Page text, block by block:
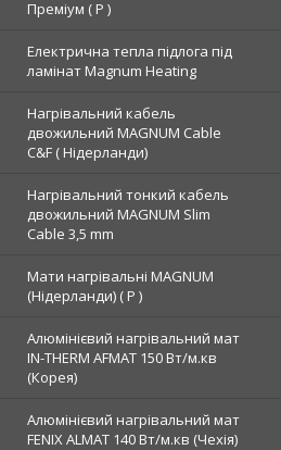
Преміум ( Р )
Електрична тепла підлога під
ламінат Magnum Heating
Нагрівальний кабель
двожильний MAGNUM Cable
C&F ( Нідерланди)
Нагрівальний тонкий кабель
двожильний MAGNUM Slim
Cable 3,5 mm
Мати нагрівальні MAGNUM
(Нідерланди) ( Р )
Алюмінієвий нагрівальний мат
IN-THERM AFMAT 150 Вт/м.кв
(Корея)
Алюмінієвий нагрівальний мат
FENIX ALMAT 140 Вт/м.кв (Чехія)